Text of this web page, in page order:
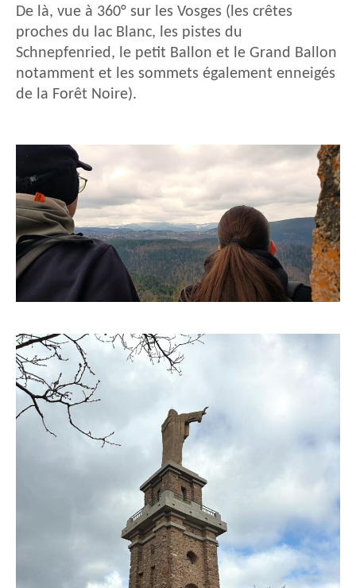
De là, vue à 360° sur les Vosges (les crêtes
proches du lac Blanc, les pistes du
Schnepfenried, le petit Ballon et le Grand Ballon
notamment et les sommets également enneigés
de la Forêt Noire).